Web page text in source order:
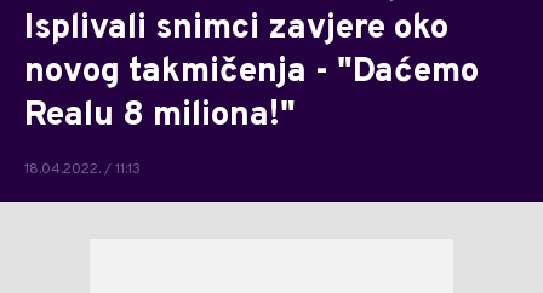
Isplivali snimci zavjere oko
novog takmičenja - "Daćemo
Realu 8 miliona!"
18.04.2022. / 11:13